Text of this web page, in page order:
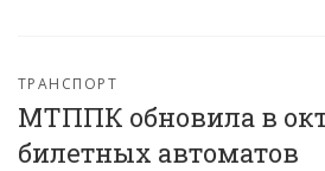
ТРАНСПОРТ
МТППК обновила в
билетных автоматов